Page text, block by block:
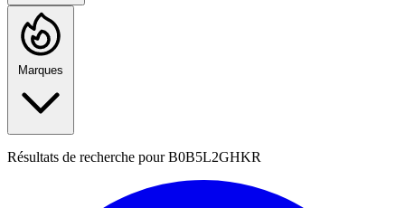
Marques
Résultats de recherche pourB0B5L2GHKR